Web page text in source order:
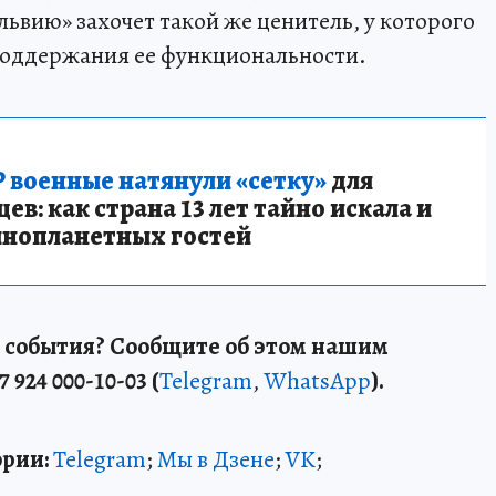
захочет такой же ценитель, у которого
ее функциональности.
натянули «сетку»для
как страна 13 лет тайно искала и
гостей
Сообщите об этом нашим
924 000-10-03 (Telegram,WhatsApp).
Telegram;Мы в Дзене;VK;